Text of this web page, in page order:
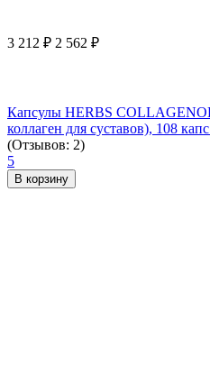
3 212 ₽ 2 562 ₽
Капсулы HERBS
коллаген для суставов), 108
(Отзывов: 2)
5
В корзину